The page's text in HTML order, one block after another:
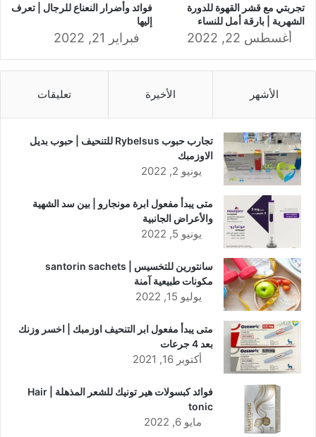
تجربتي مع قشر القهوة للدورة
الشهرية | بارقة أمل للنساء
أغسطس 22, 2022
فوائد وأضرار النعناع للرجال | تعرف
إليها
فبراير 21, 2022
الأشهر الأخيرة تعليقات
تجارب حبوب Rybelsus للتنحيف | حبوب بديل
الاوزمبك
يونيو 2, 2022
متى يبدأ مفعول ابرة مونجارو | بين سد الشهية
والأعراض الجانبية
يونيو 5, 2022
سانتورين للتخسيس | santorin sachets
مكونات طبيعية آمنة
يوليو 15, 2022
متى يبدأ مفعول ابر التنحيف اوزمبك | اخسر وزنك
بعد 4 جرعات
أكتوبر 16, 2021
فوائد كبسولات هير تونيك للشعر المذهلة | Hair
tonic
مايو 6, 2022